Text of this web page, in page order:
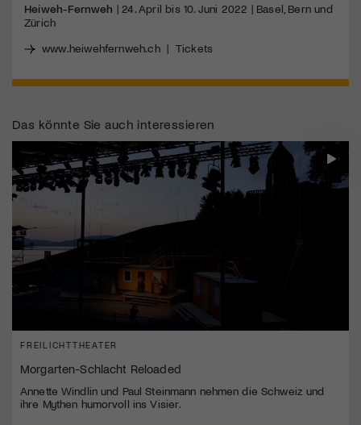
Heiweh-Fernweh | 24. April bis 10. Juni 2022 | Basel, Bern und
Zürich
www.heiwehfernweh.ch| Tickets
Das könnte Sie auch interessieren
FREILICHTTHEATER
Morgarten-Schlacht Reloaded
Annette Windlin und Paul Steinmann nehmen die Schweiz und
ihre Mythen humorvoll ins Visier.